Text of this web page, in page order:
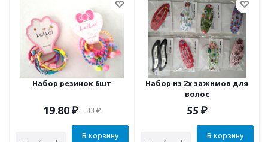
Набор резинок 6шт
19.80₽ 33₽
В корзину
Набор из 2х зажимов для
волос
55 ₽
В корзину